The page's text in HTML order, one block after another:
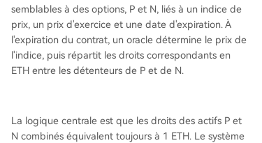
semblables à des options, P et N, liés à un indice de
prix, un prix d'exercice et une date d'expiration. À
l'expiration du contrat, un oracle détermine le prix de
l'indice, puis répartit les droits correspondants en
ETH entre les détenteurs de P et de N.
La logique centrale est que les droits des actifs P et
N combinés équivalent toujours à 1 ETH. Le système